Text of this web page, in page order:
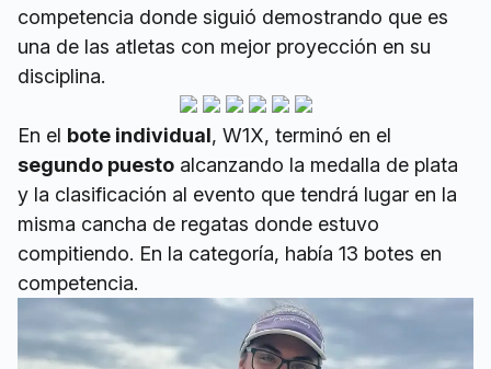
competencia donde siguió demostrando que es
una de las atletas con mejor proyección en su
disciplina.
En el bote individual, W1X, terminó en el
segundo puesto alcanzando la medalla de plata
y la clasificación al evento que tendrá lugar en la
misma cancha de regatas donde estuvo
compitiendo. En la categoría, había 13 botes en
competencia.